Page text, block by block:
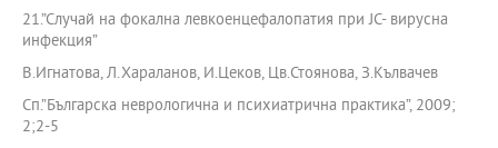
21.”Случай на фокална левкоенцефалопатия при JC- вирусна
инфекция”
В.Игнатова, Л.Хараланов, И.Цеков, Цв.Стоянова, З.Кълвачев
Сп.”Българска неврологична и психиатрична практика”, 2009;
2;2-5